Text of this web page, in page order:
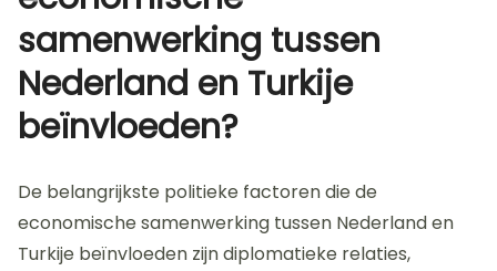
samenwerking tussen
Nederland en Turkije
beïnvloeden?
De belangrijkste politieke factoren die de
economische samenwerking tussen Nederland en
Turkije beïnvloeden zijn diplomatieke relaties,